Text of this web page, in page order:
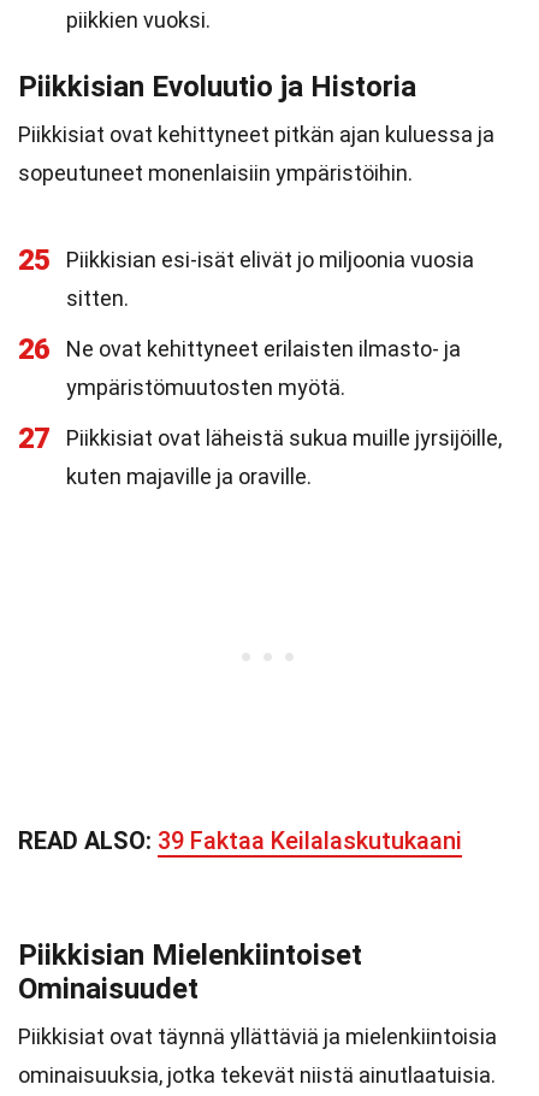
piikkien vuoksi.
Piikkisian Evoluutio ja Historia
Piikkisiat ovat kehittyneet pitkän ajan kuluessa ja
sopeutuneet monenlaisiin ympäristöihin.
25
Piikkisian esi-isät elivät jo miljoonia vuosia
sitten.
26
Ne ovat kehittyneet erilaisten ilmasto- ja
ympäristömuutosten myötä.
27
Piikkisiat ovat läheistä sukua muille jyrsijöille,
kuten majaville ja oraville.
READ ALSO: 39 Faktaa Keilalaskutukaani
Piikkisian Mielenkiintoiset
Ominaisuudet
Piikkisiat ovat täynnä yllättäviä ja mielenkiintoisia
ominaisuuksia, jotka tekevät niistä ainutlaatuisia.